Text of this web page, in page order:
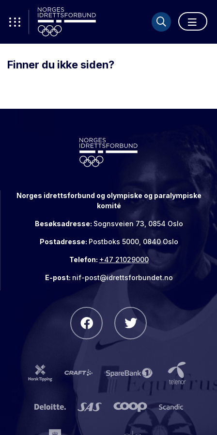
Finner du ikke siden?
Norges idrettsforbund og olympiske og paralympiske
komité
Besøksadresse: Sognsveien 73, 0854 Oslo
Postadresse: Postboks 5000, 0840 Oslo
Telefon: +47 21029000
E-post: nif-post@idrettsforbundet.no